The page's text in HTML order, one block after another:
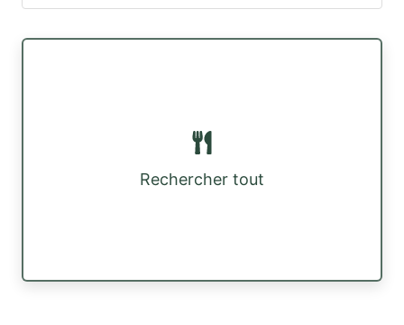
Rechercher tout